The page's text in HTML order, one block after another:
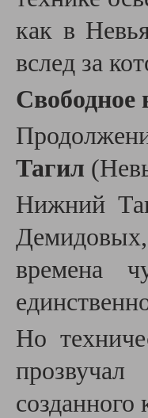
как в
вслед за
Свободное
Тагил
Нижний
времена
Но
созданного